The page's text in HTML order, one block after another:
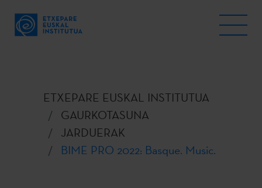
ETXEPARE EUSKAL INSTITUTUA
GAURKOTASUNA
JARDUERAK
BIME PRO 2022: Basque. Music.